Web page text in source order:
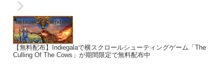
【無料配布】Indiegalaで横スクロールシューティングゲーム「The
Culling Of The Cows」が期間限定で無料配布中